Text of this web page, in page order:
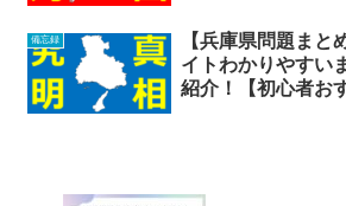
備忘録
【兵庫県問題まと
イトわかりやすい
紹介！【初心者お